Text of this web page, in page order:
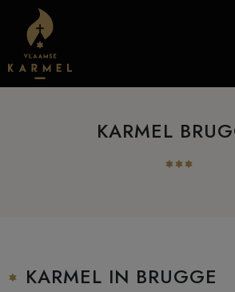
Skip to content
KARMEL
KARMEL IN BRUGGE